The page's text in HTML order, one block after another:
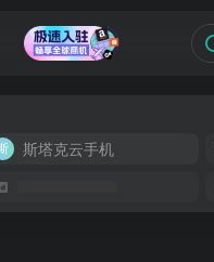
斯塔克云手机